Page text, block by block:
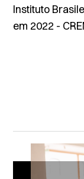
Instituto
em 2022 -